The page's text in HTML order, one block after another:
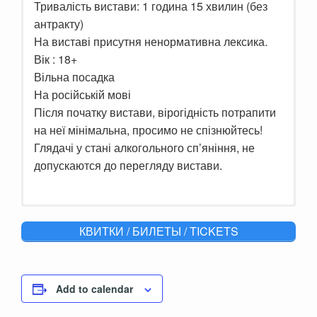
Тривалість вистави: 1 година 15 хвилин (без
антракту)
На виставі присутня ненормативна лексика.
Вік : 18+
Вільна посадка
На російській мові
Після початку вистави, вірогідність потрапити
на неї мінімальна, просимо не спізнюйтесь!
Глядачі у стані алкогольного сп’яніння, не
допускаются до перегляду вистави.
Комедия по пьесе Александра Неволько!
Молодая семья, взяв десять кредитов,
покупает SMART квартиру на окраине
КВИТКИ / БИЛЕТЫ / TICKETS
Add to calendar